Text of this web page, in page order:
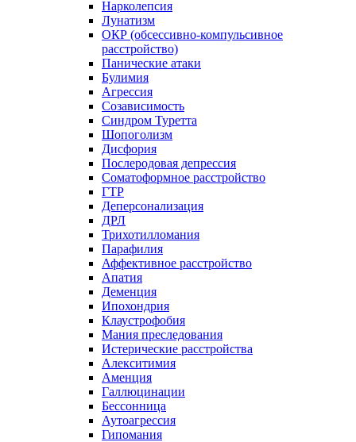
Нарколепсия
Лунатизм
ОКР (обсессивно-компульсивное
расстройство)
Панические атаки
Булимия
Агрессия
Созависимость
Синдром Туретта
Шопоголизм
Дисфория
Послеродовая депрессия
Соматоформное расстройство
ГТР
Деперсонализация
ДРЛ
Трихотилломания
Парафилия
Аффективное расстройство
Апатия
Деменция
Ипохондрия
Клаустрофобия
Мания преследования
Истерические расстройства
Алекситимия
Аменция
Галлюцинации
Бессонница
Аутоагрессия
Гипомания